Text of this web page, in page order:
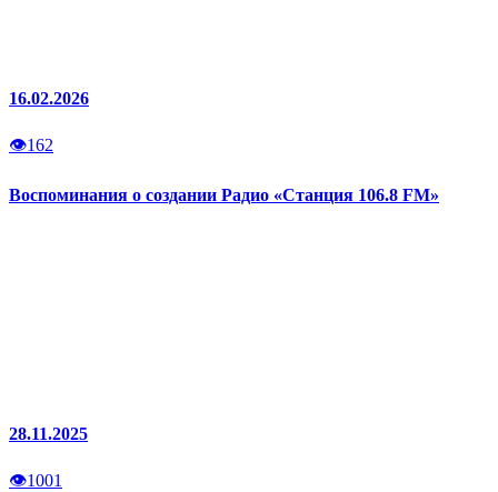
16.02.2026
👁162
Воспоминания о создании Радио «Станция 106.8 FM»
28.11.2025
👁1001